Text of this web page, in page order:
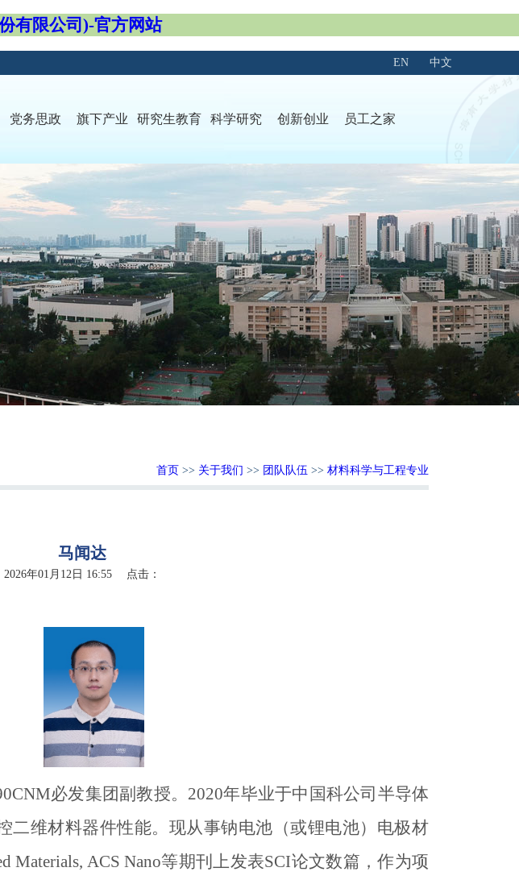
有限公司)-官方网站
中文
EN
党务思政 旗下产业 研究生教育 科学研究 创新创业 员工之家
首页 >> 关于我们 >> 团队队伍 >> 材料科学与工程专业
马闻达
2026年01月12日 16:55 点击：
必发集团副教授。 2020年毕业于中国科公司半导体
二维材料器件性能。现从事钠电池（或锂电池）电极材
Materials, ACS Nano等期刊上发表SCI论文数篇，作为项